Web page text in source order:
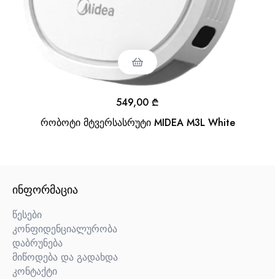
რობოტი მტვერსასრუტი MIDEA M3L White
549,00 ₾
ᲘᲜᲤᲝᲠᲛᲐᲪᲘᲐ
წესები
კონფიდენციალურობა
დაბრუნება
მიწოდება და გადახდა
კონტაქტი